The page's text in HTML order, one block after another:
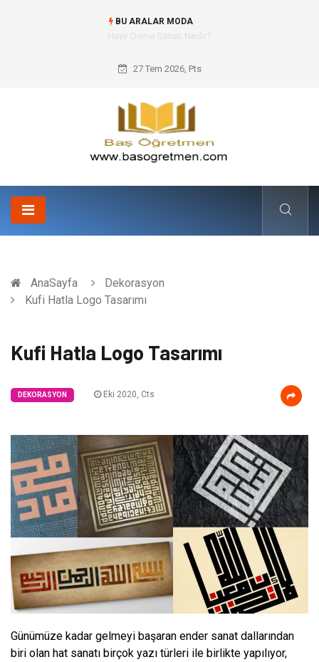
BU ARALAR MODA
27 Tem 2026, Pts
AnaSayfa
Dekorasyon
Kufi Hatla Logo Tasarımı
Kufi Hatla Logo Tasarımı
DEKORASYON Eki 2020, Cts
Günümüze kadar gelmeyi başaran ender sanat dallarından
biri olan hat sanatı birçok yazı türleri ile birlikte yapılıyor,